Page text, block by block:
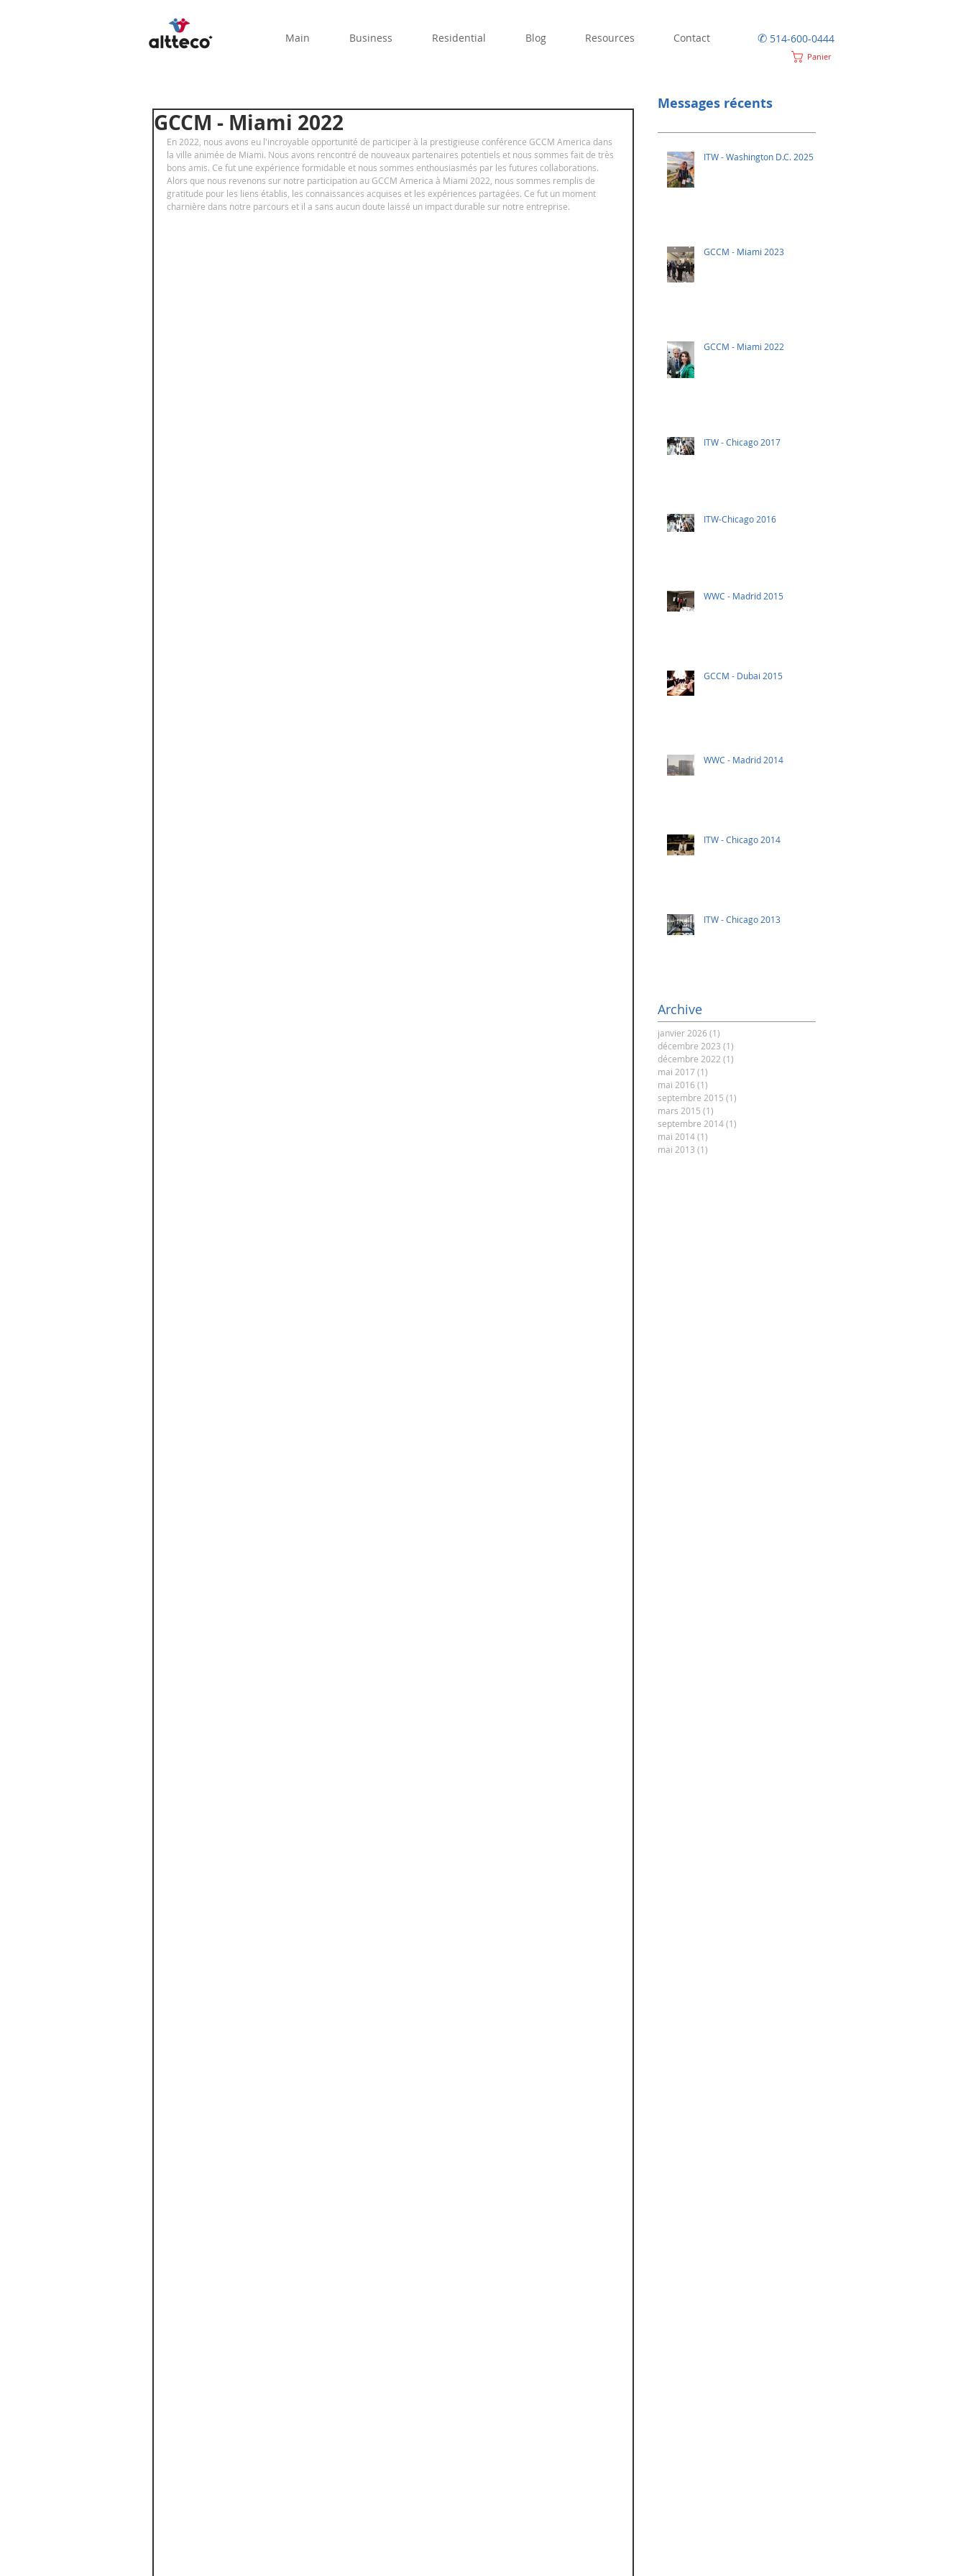
Main Business Residential Blog Resources Contact ✆ 514-600-0444
Panier
GCCM - Miami 2022
En 2022, nous avons eu l'incroyable opportunité de participer à la prestigieuse conférence GCCM America dans
la ville animée de Miami. Nous avons rencontré de nouveaux partenaires potentiels et nous sommes fait de très
bons amis. Ce fut une expérience formidable et nous sommes enthousiasmés par les futures collaborations.
Alors que nous revenons sur notre participation au GCCM America à Miami 2022, nous sommes remplis de
gratitude pour les liens établis, les connaissances acquises et les expériences partagées. Ce fut un moment
charnière dans notre parcours et il a sans aucun doute laissé un impact durable sur notre entreprise.
Messages récents
ITW - Washington D.C. 2025
GCCM - Miami 2023
GCCM - Miami 2022
ITW - Chicago 2017
ITW-Chicago 2016
WWC - Madrid 2015
GCCM - Dubai 2015
WWC - Madrid 2014
ITW - Chicago 2014
ITW - Chicago 2013
Archive
janvier 2026 (1)
décembre 2023 (1)
décembre 2022 (1)
mai 2017 (1)
mai 2016 (1)
septembre 2015 (1)
mars 2015 (1)
septembre 2014(1)
mai 2014(1)
mai 2013 (1)